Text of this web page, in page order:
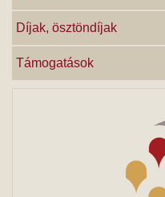
Díjak, ösztöndíjak
Támogatások